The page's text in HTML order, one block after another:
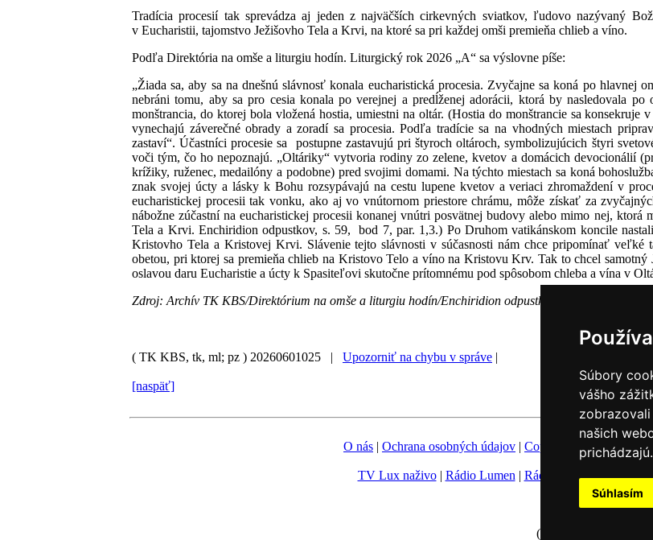
Súbory
vášho
našich
prichádzajú.
Súhlasím
Tradícia procesií tak sprevádza aj jeden z najväčších cirkevných sviatkov, ľudovo nazývaný
v Eucharistii, tajomstvo Ježišovho Tela a Krvi, na ktoré sa pri každej omši premieňa chlieb a víno.
Podľa Direktória na omše a liturgiu hodín. Liturgický rok 2026 „A“ sa výslovne píše:
„Žiada sa, aby sa na dnešnú slávnosť konala eucharistická procesia. Zvyčajne sa koná po hlavnej
nebráni tomu, aby sa pro cesia konala po verejnej a predĺženej adorácii, ktorá by nasledovala
monštrancia, do ktorej bola vložená hostia, umiestni na oltár. (Hostia do monštrancie sa
vynechajú záverečné obrady a zoradí sa procesia. Podľa tradície sa na vhodných miestach
zastaví“. Účastníci procesie sa postupne zastavujú pri štyroch oltároch, symbolizujúcich štyri
voči tým, čo ho nepoznajú. „Oltáriky“ vytvoria rodiny zo zelene, kvetov a domácich devocionálií
krížiky, ruženec, medailóny a podobne) pred svojimi domami. Na týchto miestach sa koná
znak svojej úcty a lásky k Bohu rozsypávajú na cestu lupene kvetov a veriaci zhromaždení v
eucharistickej procesii tak vonku, ako aj vo vnútornom priestore chrámu, môže získať za
nábožne zúčastní na eucharistickej procesii konanej vnútri posvätnej budovy alebo mimo nej,
Tela a Krvi. Enchiridion odpustkov, s. 59, bod 7, par. 1,3.) Po Druhom vatikánskom koncile
Kristovho Tela a Kristovej Krvi. Slávenie tejto slávnosti v súčasnosti nám chce pripomínať veľké
obetou, pri ktorej sa premieňa chlieb na Kristovo Telo a víno na Kristovu Krv. Tak to chcel
oslavou daru Eucharistie a úcty k Spasiteľovi skutočne prítomnému pod spôsobom chleba a vína v
Zdroj: Archív TK KBS/Direktórium na omše a liturgiu hodín/Enchiridion odpustkov
( TK KBS, tk, ml; pz ) 20260601025 | Upozorniť na chybu v správe |
[naspäť]
O nás | Ochrana osobných údajov | Copyright Fotobanka |
TV Lux naživo| Rádio Lumen | Rádio Vatikán|SSV|
Nastavenie Cookies
(c) TK KBS 2003 -